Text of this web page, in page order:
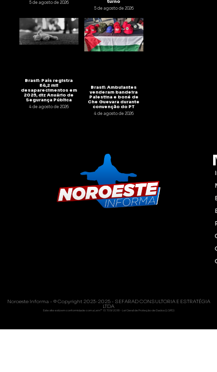
5 de agosto de 2026 turno
5 de agosto de 2026
Brasil: País registra
84,2 mil
desaparecimentos em
2025, diz Anuário de
Segurança Pública
4 de agosto de 2026
Brasil: Ambulantes
venderam bandeira
Palestina e boné de
Che Guevara durante
convenção do PT
4 de agosto de 2026
Noroeste Informa - © Copyright 2023-2025 - SEFARAD CONSULTORIA E ESTRATÉGIA
LTDA
Este site está em conformidade com a Lei nº 13.709/2018 - Lei Geral de Proteção de Dados (LGPD)